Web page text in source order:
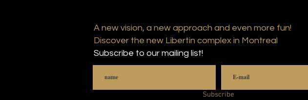
A new vision, a new approach and even more fun!
Discover the new Libertin complex in Montreal
Subscribe to our mailing list!
Subscribe